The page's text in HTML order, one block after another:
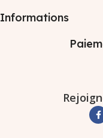
Informations